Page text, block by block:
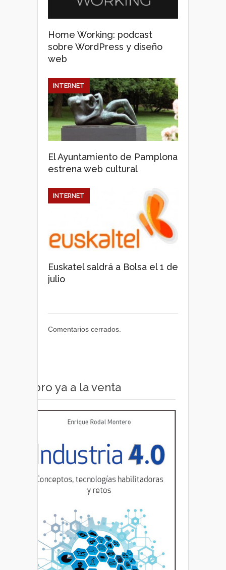
Home Working: podcast
sobre WordPress y diseño
web
El Ayuntamiento de Pamplona
estrena web cultural
INTERNET
Euskatel saldrá a Bolsa el 1 de
julio
INTERNET
Comentarios cerrados.
Libro ya a la venta